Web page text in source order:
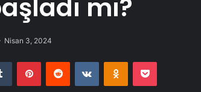
mı?
Nisan 3, 2024
Tumblr PinterestReddit VKontakteOdnoklassniki
Pocket